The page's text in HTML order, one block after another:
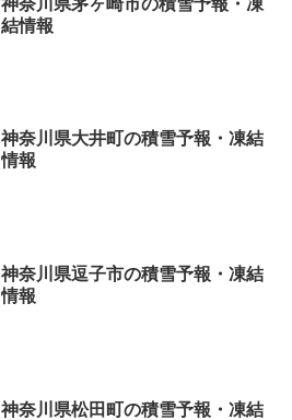
結情報
神奈川県大井町の積雪予報・凍結
情報
神奈川県逗子市の積雪予報・凍結
情報
神奈川県松田町の積雪予報・凍結